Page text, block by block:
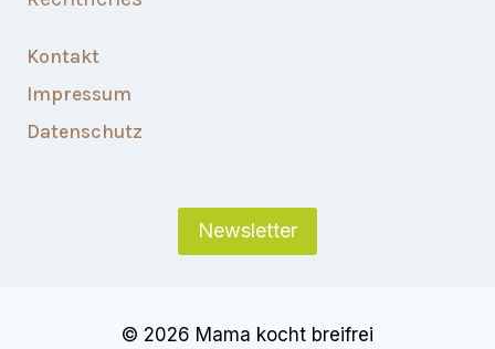
Kontakt
Impressum
Datenschutz
Newsletter
© 2026 Mama kocht breifrei